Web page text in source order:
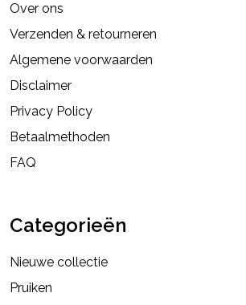
Over ons
Verzenden & retourneren
Algemene voorwaarden
Disclaimer
Privacy Policy
Betaalmethoden
FAQ
Categorieën
Nieuwe collectie
Pruiken